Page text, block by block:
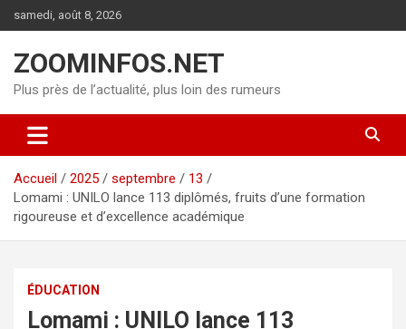
au
samedi, août 8, 2026
ZOOMINFOS.NET
Plus près de l’actualité, plus loin des rumeurs
Accueil 2025 septembre
13
Lomami : UNILO lance 113 diplômés, fruits d’une formation
rigoureuse et d’excellence académique
ÉDUCATION
Lomami : UNILO lance 113